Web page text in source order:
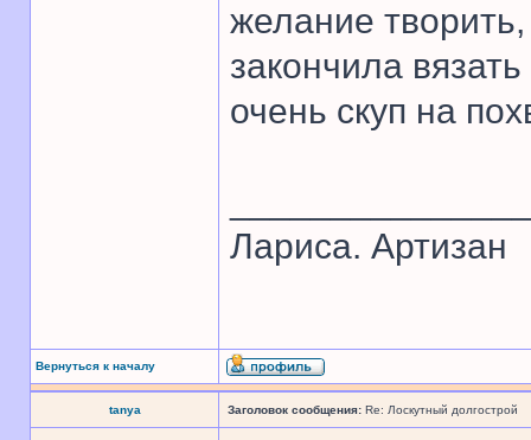
желание
закончила
очень скуп на
Лариса. Артизан
Вернуться к началу
tanya Заголовок сообщения: Re: Лоскутный долгострой